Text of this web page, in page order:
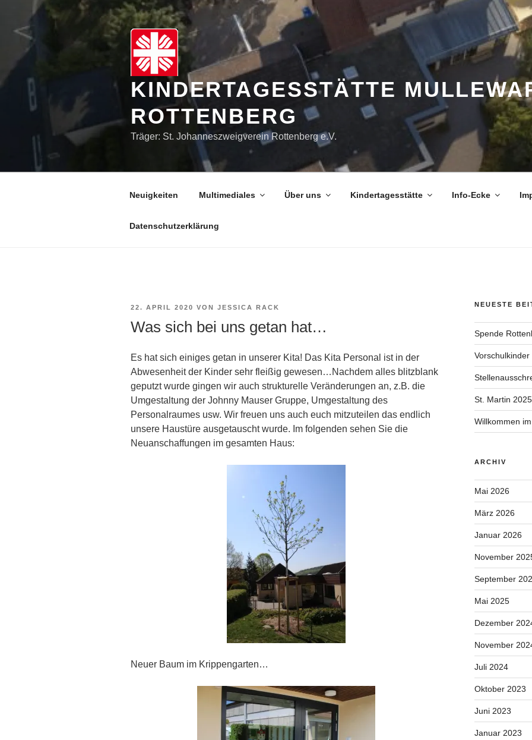
springen
KINDERTAGESSTÄTTE
ROTTENBERG
Träger: St. Johanneszweigverein Rottenberg e.V.
Neuigkeiten Multimediales Über uns Kindertagesstätte Info-Ecke
Datenschutzerklärung
VERÖFFENTLICHT
AM
22. APRIL 2020 VON JESSICA RACK
Was sich bei uns getan hat…
Es hat sich einiges getan in unserer Kita! Das Kita Personal ist in der
Abwesenheit der Kinder sehr fleißig gewesen…Nachdem alles blitzblank
geputzt wurde gingen wir auch strukturelle Veränderungen an, z.B. die
Umgestaltung der Johnny Mauser Gruppe, Umgestaltung des
Personalraumes usw. Wir freuen uns auch euch mitzuteilen das endlich
unsere Haustüre ausgetauscht wurde. Im folgenden sehen Sie die
Neuanschaffungen im gesamten Haus:
Neuer Baum im Krippengarten…
NEUESTE
Spende
St. Martin 2025
Willkommen
ARCHIV
Mai 2026
März 2026
Januar 2026
November
September
Mai 2025
Dezember
November
Juli 2024
Oktober 2023
Juni 2023
Januar 2023